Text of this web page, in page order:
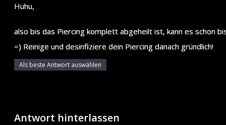
Huhu,
also bis das Piercing komplett abgeheilt ist, kann es schon
=) Reinige und desinfiziere dein Piercing danach gründlich!
Als beste Antwort auswählen
Antwort hinterlassen